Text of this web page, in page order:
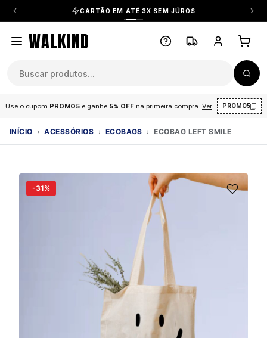
CARTÃO EM ATÉ 3X SEM JÚROS
WALKIND
Use o cupom PROMO5 e ganhe 5% OFF na primeira compra Ver condições .
PROMO5
INÍCIO › ACESSÓRIOS › ECOBAGS › ECOBAG LEFT SMILE
-31%